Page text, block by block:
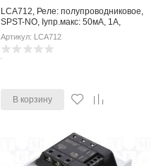
LCA712, Реле: полупроводниковое,
SPST-NO, Iупр.макс: 50мА, 1А,
макс.60ВAC
Артикул: LCA712
В корзину